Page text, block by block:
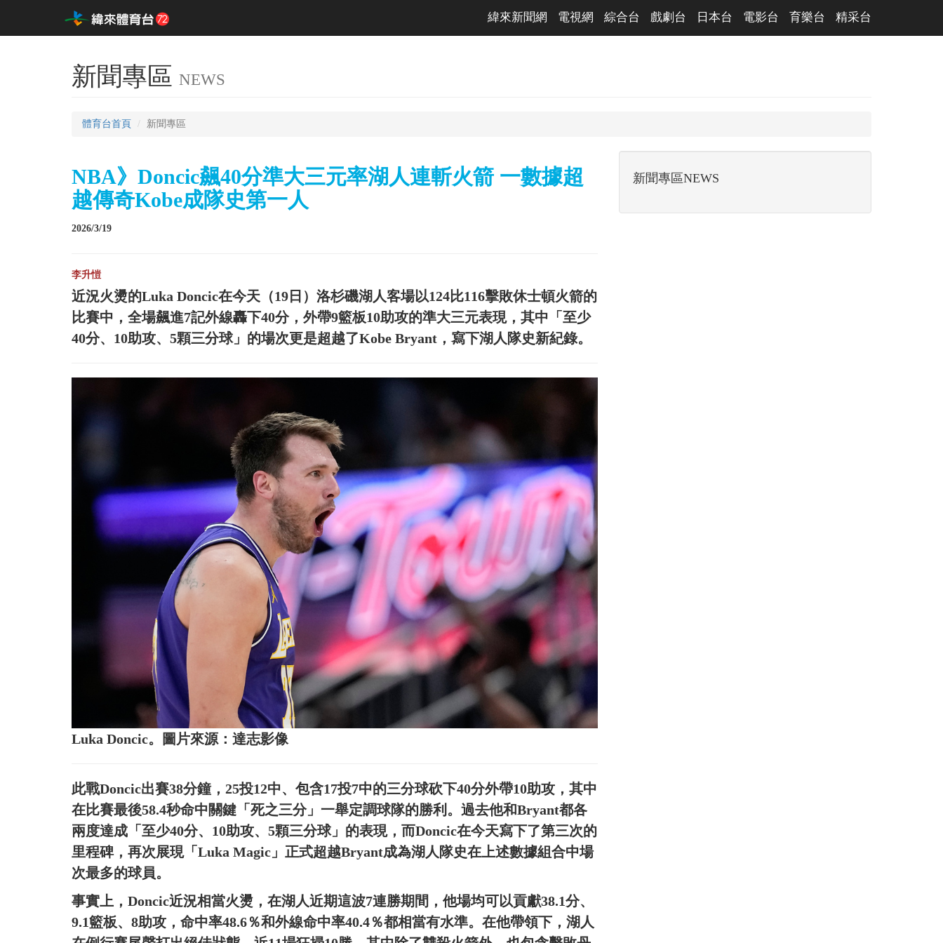
緯來新聞網 電視網 綜合台 戲劇台 日本台 電影台 育樂台 精采台
新聞專區 NEWS
體育台首頁 新聞專區
NBA》Doncic飆40分準大三元率湖人連斬火箭 一數據超
越傳奇Kobe成隊史第一人
2026/3/19
李升愷
近況火燙的Luka Doncic在今天（19日）洛杉磯湖人客場以124比116擊敗休士頓火箭的
比賽中，全場飆進7記外線轟下40分，外帶9籃板10助攻的準大三元表現，其中「至少
40分、10助攻、5顆三分球」的場次更是超越了Kobe Bryant，寫下湖人隊史新紀錄。
Luka Doncic。圖片來源：達志影像
此戰Doncic出賽38分鐘，25投12中、包含17投7中的三分球砍下40分外帶10助攻，其中
在比賽最後58.4秒命中關鍵「死之三分」一舉定調球隊的勝利。過去他和Bryant都各
兩度達成「至少40分、10助攻、5顆三分球」的表現，而Doncic在今天寫下了第三次的
里程碑，再次展現「Luka Magic」正式超越Bryant成為湖人隊史在上述數據組合中場
次最多的球員。
事實上，Doncic近況相當火燙，在湖人近期這波7連勝期間，他場均可以貢獻38.1分、
9.1籃板、8助攻，命中率48.6％和外線命中率40.4％都相當有水準。在他帶領下，湖人
新聞專區NEWS